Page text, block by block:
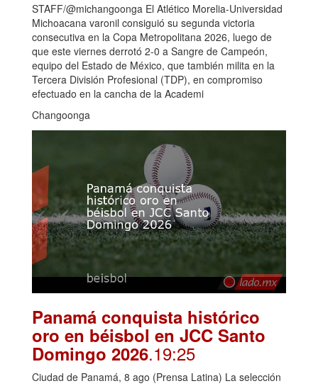
STAFF/@michangoonga El Atlético Morelia-Universidad
Michoacana varonil consiguió su segunda victoria
consecutiva en la Copa Metropolitana 2026, luego de
que este viernes derrotó 2-0 a Sangre de Campeón,
equipo del Estado de México, que también milita en la
Tercera División Profesional (TDP), en compromiso
efectuado en la cancha de la Academi
Changoonga
Panamá conquista histórico
oro en béisbol en JCC Santo
Domingo 2026.19:25
Ciudad de Panamá, 8 ago (Prensa Latina) La selección